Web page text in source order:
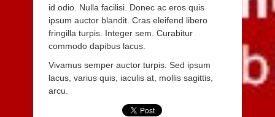
id odio. Nulla facilisi. Donec ac eros quis
ipsum auctor blandit. Cras eleifend libero
fringilla turpis. Integer sem. Curabitur
commodo dapibus lacus.
Vivamus semper auctor turpis. Sed ipsum
lacus, varius quis, iaculis at, mollis sagittis,
arcu.